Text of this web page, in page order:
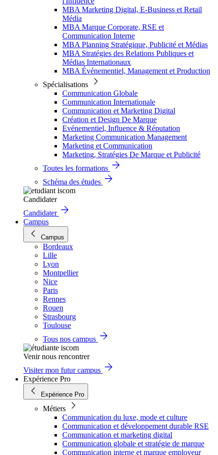
MBA Marketing Digital, E-Business et Retail
Média
MBA Marque Corporate, RSE et
Communication Interne
MBA Planning Stratégique, Publicité et Médias
MBA Stratégies des Relations Publiques et
Médias Internationaux
MBA Événementiel, Management et Production
Spécialisations
Communication Globale
Communication Internationale
Communication et Marketing Digital
Création et Design De Marque
Evénementiel, Influence & Réputation
Marketing Communication Management
Marketing et Communication
Marketing, Stratégies De Marque et Publicité
Toutes les formations
Schéma des études
Candidater
Candidater
Campus
Campus
Bordeaux
Lille
Lyon
Montpellier
Nice
Paris
Rennes
Rouen
Strasbourg
Toulouse
Tous nos campus
Venir nous rencontrer
Visiter mon futur campus
Expérience Pro
Expérience Pro
Métiers
Communication du luxe, mode et culture
Communication et développement durable RSE
Communication et marketing digital
Communication globale et stratégie de marque
Communication interne et marque employeur